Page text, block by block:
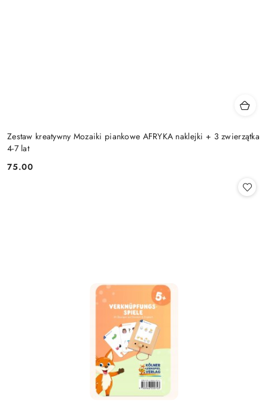
Zestaw kreatywny Mozaiki piankowe AFRYKA naklejki + 3 zwierzątka
4-7 lat
Cena:
75.00